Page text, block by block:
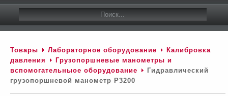
Товары Лабораторное оборудование
Калибровка
давления
Грузопоршневые манометры и
вспомогательныое оборудование
Гидравлический
грузопоршневой манометр P3200